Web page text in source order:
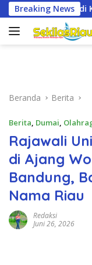
Langsung
ke
konten
Breaking News
Wakili
Beranda Berita
Berita, Dumai,
Rajawali
di Ajang
Bandung,
Nama Riau
Redaksi
Juni 26, 2026